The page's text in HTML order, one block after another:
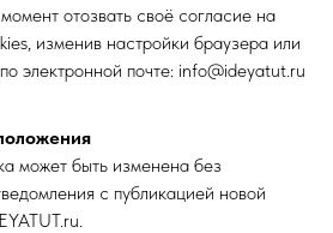
отозвать своё согласие на
изменив настройки браузера или
электронной почте: info@ideyatut.ru
может быть изменена без
с публикацией новой